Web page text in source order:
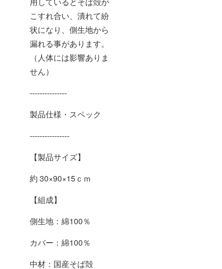
こすれ合い、潰れて紛
状になり、側生地から
漏れる事があります。
（人体には影響ありま
せん）
---------------
製品仕様・スペック
----------------
【製品サイズ】
約 30×90×15ｃｍ
【組成】
側生地：綿100％
カバー：綿100％
中材：国産そば殻